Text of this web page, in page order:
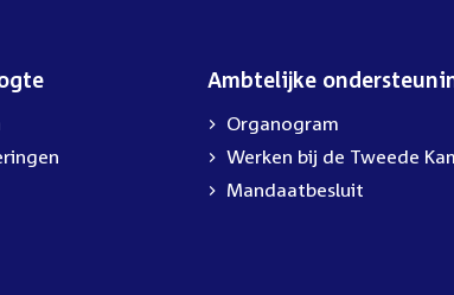
Ambtelijke
Organogram
External
link:
Werken bij de Tweede
Mandaatbesluit